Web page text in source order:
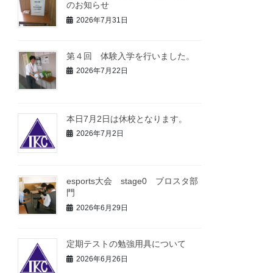
のお知らせ
2026年7月31日
第４回 体験入学を行いました。
2026年7月22日
本日7月2日は休校となります。
2026年7月2日
esports大会 stage0 ブロスタ部
門
2026年6月29日
定期テストの勉強用具について
2026年6月26日